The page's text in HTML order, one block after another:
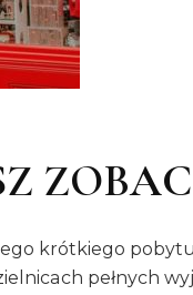
krótkiego
pełnych